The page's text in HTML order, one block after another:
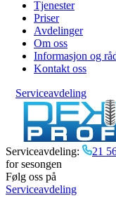
Tjenester
Priser
Avdelinger
Om oss
Informasjon og
Kontakt oss
Serviceavdeling
Serviceavdeling: 21
for sesongen
Følg oss på
Serviceavdeling